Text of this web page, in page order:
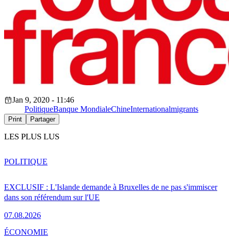
Jan 9, 2020 - 11:46
PolitiqueBanque MondialeChineInternationalmigrants
Print Partager
LES PLUS LUS
EXCLUSIF : L'Islande demande à Bruxelles de ne pas s'immiscer
dans son référendum sur l'UE
07.08.2026
POLITIQUE
ÉCONOMIE